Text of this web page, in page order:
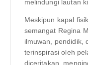
melindungi lautan
Meskipun kapal
semangat Regina
ilmuwan, pendidik,
terinspirasi oleh
diceritakan,